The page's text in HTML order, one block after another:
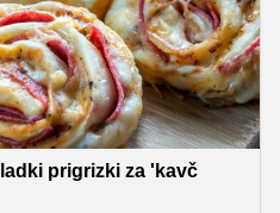
prigrizki za 'kavč